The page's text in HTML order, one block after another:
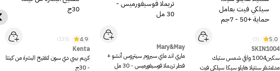
5.0
(3)
SKIN1004
سكين1004 واقي شمس ستيك
مدغشقر سنتيلا هايلو سيكا سيلكي فيت
Mary&May
ماري اند ماي سيروم سيتروس أنشو +
فطر تريملا فوسيفورميس - 30 مل
4.9
(135)
Kenta
كريم بيبي دي سون لتفتيح البشرة من كينتا
- 30ج